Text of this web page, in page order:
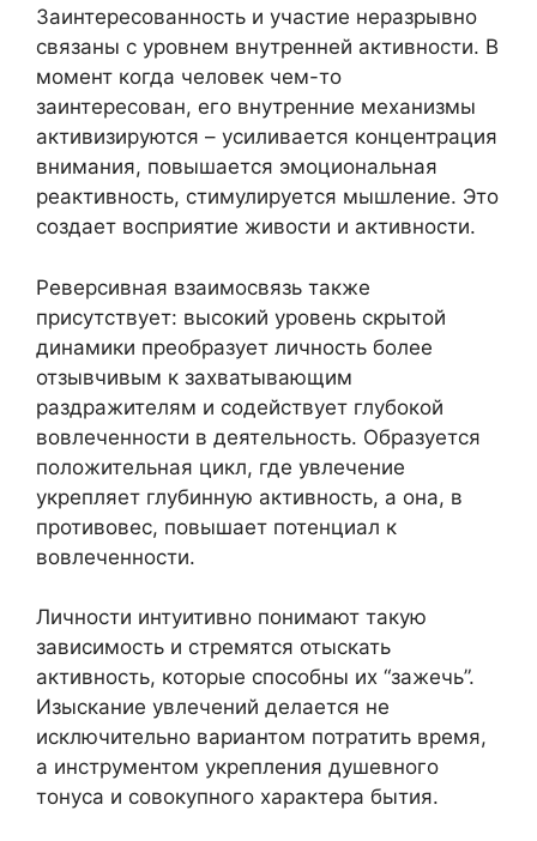
Заинтересованность и участие неразрывно
связаны с уровнем внутренней активности. В
момент когда человек чем-то
заинтересован, его внутренние механизмы
активизируются – усиливается концентрация
внимания, повышается эмоциональная
реактивность, стимулируется мышление. Это
создает восприятие живости и активности.
Реверсивная взаимосвязь также
присутствует: высокий уровень скрытой
динамики преобразует личность более
отзывчивым к захватывающим
раздражителям и содействует глубокой
вовлеченности в деятельность. Образуется
положительная цикл, где увлечение
укрепляет глубинную активность, а она, в
противовес, повышает потенциал к
вовлеченности.
Личности интуитивно понимают такую
зависимость и стремятся отыскать
активность, которые способны их “зажечь”.
Изыскание увлечений делается не
исключительно вариантом потратить время,
а инструментом укрепления душевного
тонуса и совокупного характера бытия.